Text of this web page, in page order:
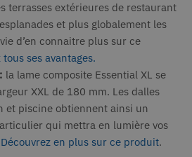
terrasses extérieures de restaurant
et plus globalement les
d’en connaitre plus sur ce
tous ses avantages.
la lame composite Essential XL se
XXL de 180 mm. Les dalles
et piscine obtiennent ainsi un
qui mettra en lumière vos
Découvrez en plus sur ce produit.